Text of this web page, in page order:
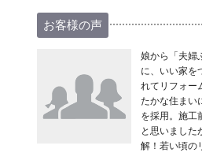
お客様の声
娘から「夫婦
に、いい家を
れてリフォー
たかな住まい
を採用。施工
と思いました
解！若い頃の